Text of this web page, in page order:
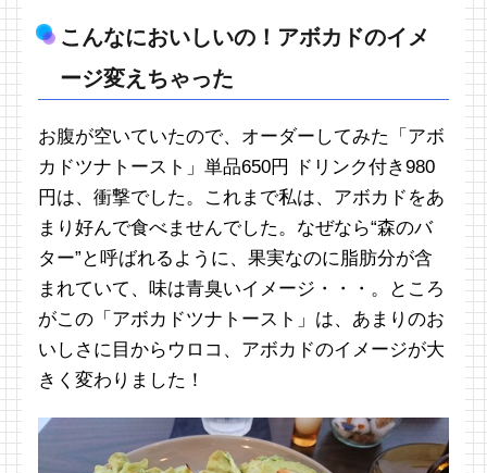
こんなにおいしいの！アボカドのイメ
ージ変えちゃった
お腹が空いていたので、オーダーしてみた「アボ
カドツナトースト」単品650円 ドリンク付き980
円は、衝撃でした。これまで私は、アボカドをあ
まり好んで食べませんでした。なぜなら“森のバ
ター”と呼ばれるように、果実なのに脂肪分が含
まれていて、味は青臭いイメージ・・・。ところ
がこの「アボカドツナトースト」は、あまりのお
いしさに目からウロコ、アボカドのイメージが大
きく変わりました！